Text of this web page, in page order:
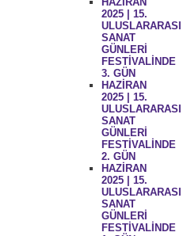
2025 | 15.
ULUSLARARASI
SANAT
GÜNLERİ
FESTİVALİNDE
3. GÜN
HAZİRAN
2025 | 15.
ULUSLARARASI
SANAT
GÜNLERİ
FESTİVALİNDE
2. GÜN
HAZİRAN
2025 | 15.
ULUSLARARASI
SANAT
GÜNLERİ
FESTİVALİNDE